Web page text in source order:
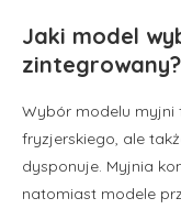
Jaki model
zintegrowany?
Wybór modelu myjni
fryzjerskiego, ale
dysponuje. Myjnia
natomiast modele